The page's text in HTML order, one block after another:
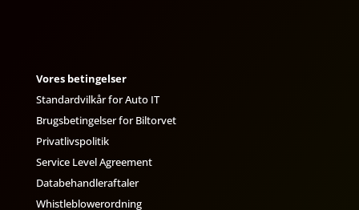
Vores betingelser
Standardvilkår for Auto IT
Brugsbetingelser for Biltorvet
Privatlivspolitik
Service Level Agreement
Databehandleraftaler
Whistleblowerordning